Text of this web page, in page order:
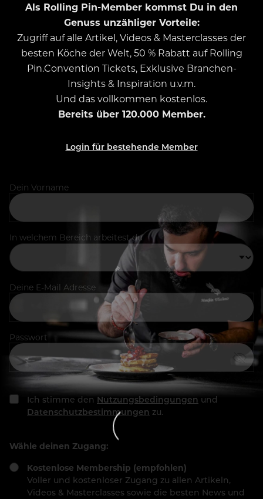
Als Rolling Pin-Member kommst Du in den
Genuss unzähliger Vorteile:
Zugriff auf alle Artikel, Videos & Masterclasses der
besten Köche der Welt, 50 % Rabatt auf Rolling
Pin.Convention Tickets, Exklusive Branchen-
Insights & Inspiration u.v.m.
Und das vollkommen kostenlos.
Bereits über 120.000 Member.
Login für bestehende Member
Dein Vorname
In welchem Bereich arbeitest du
Deine E-Mail Adresse
Passwort
Ich stimme den Nutzungsbedingungen und
Datenschutzbestimmungen zu.
Wähle deinen Zugang:
Kostenlose Membership (empfohlen)
Voller und kostenloser Zugang zu allen Artikeln,
Videos & Masterclasses sowie die besten News und